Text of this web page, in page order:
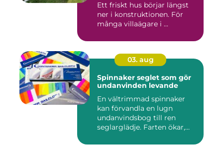
Ett friskt hus börjar längst
ner i konstruktionen. För
många villaägare i ...
03. aug
Spinnaker seglet som gör
undanvinden levande
En vältrimmad spinnaker
kan förvandla en lugn
undanvindsbog till ren
seglarglädje. Farten ökar,